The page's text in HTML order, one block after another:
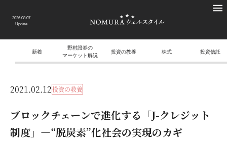
2026.08.07
Update
新着
野村證券の
マーケット解説
投資の教養 株式 投資信託
2021.02.12投資の教養
ブロックチェーンで進化する「J-クレジット
制度」―“脱炭素”化社会の実現のカギ